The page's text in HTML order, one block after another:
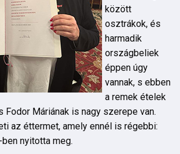
között
osztrákok, és
harmadik
országbeliek
éppen úgy
vannak, s ebben
a remek ételek
Fodor Máriának is nagy szerepe van.
az éttermet, amely ennél is régebbi:
nyitotta meg.